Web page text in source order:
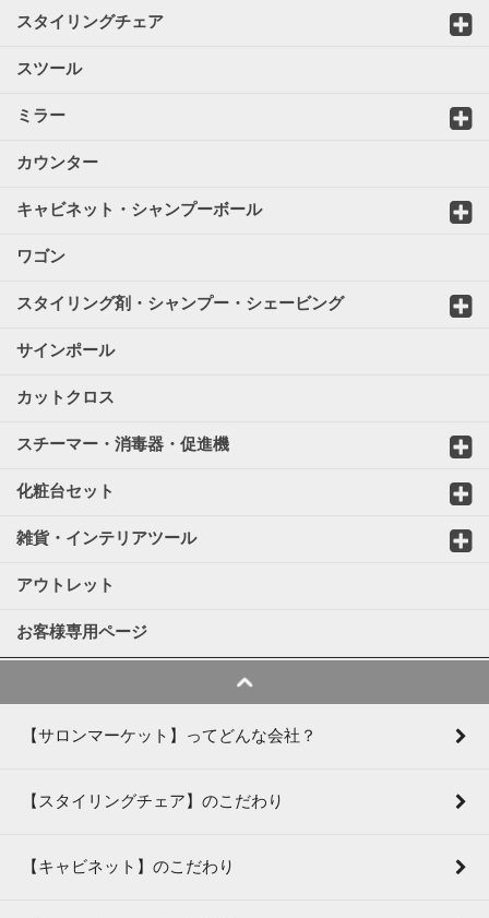
スタイリングチェア
スツール
ミラー
カウンター
キャビネット・シャンプーボール
ワゴン
スタイリング剤・シャンプー・シェービング
サインポール
カットクロス
スチーマー・消毒器・促進機
化粧台セット
雑貨・インテリアツール
アウトレット
お客様専用ページ
【サロンマーケット】ってどんな会社？
【スタイリングチェア】のこだわり
【キャビネット】のこだわり